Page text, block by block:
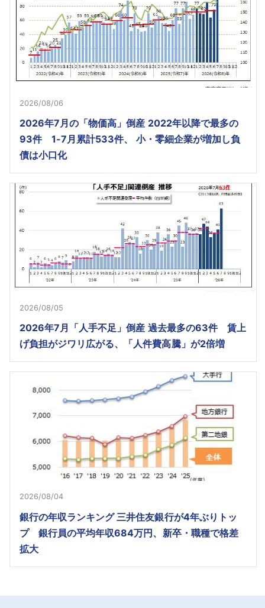
2026/08/06
2026年7月の「物価高」倒産 2022年以降で最多の
93件 1-7月累計533件、 小・零細企業が増加し負
債は小口化
2026/08/05
2026年7月「人手不足」倒産 過去最多の63件 賃上
げ負担がジワリ広がる、「人件費高騰」が2倍増
2026/08/04
銀行の年収ランキング 三井住友銀行が4年ぶりトッ
プ 銀行員の平均年収684万円、新卒・職種で格差
拡大